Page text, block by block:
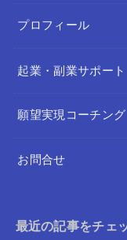
プロフィール
起業・副業サポート
願望実現コーチング
お問合せ
最近の記事をチェ